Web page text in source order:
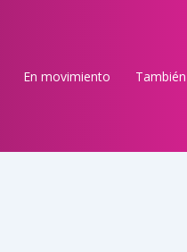
En movimiento